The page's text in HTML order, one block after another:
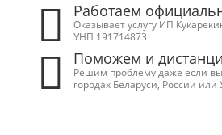
Работаем
Оказывает услугу ИП
УНП 191714873
Поможем и
Решим проблему даже если вы
городах Беларуси, России